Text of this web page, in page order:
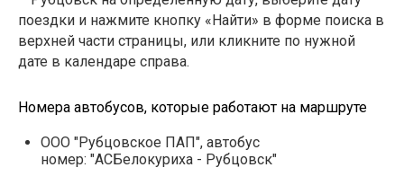
поездки и нажмите кнопку «Найти» в форме поиска в
верхней части страницы, или кликните по нужной
дате в календаре справа.
Номера автобусов, которые работают на маршруте
ООО "Рубцовское ПАП", автобус
номер: "АСБелокуриха - Рубцовск"